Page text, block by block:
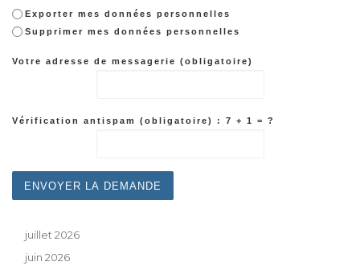
Exporter mes données personnelles
Supprimer mes données personnelles
Votre adresse de messagerie (obligatoire)
Vérification antispam (obligatoire) : 7 + 1 = ?
juillet 2026
juin 2026